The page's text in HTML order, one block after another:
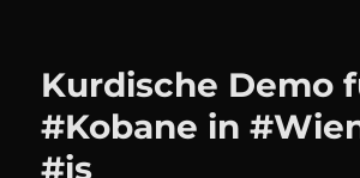
Kurdische Demo
#Kobane in
#is